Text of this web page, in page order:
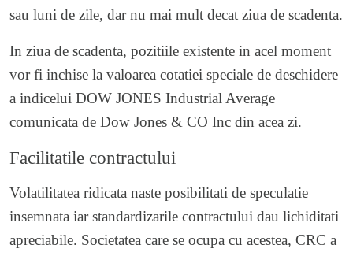
sau luni de zile, dar nu mai mult decat ziua de scadenta.
In ziua de scadenta, pozitiile existente in acel moment
vor fi inchise la valoarea cotatiei speciale de deschidere
a indicelui DOW JONES Industrial Average
comunicata de Dow Jones & CO Inc din acea zi.
Facilitatile contractului
Volatilitatea ridicata naste posibilitati de speculatie
insemnata iar standardizarile contractului dau lichiditati
apreciabile. Societatea care se ocupa cu acestea, CRC a